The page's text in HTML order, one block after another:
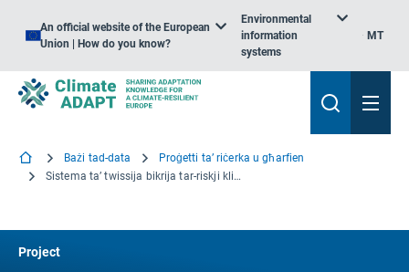
An official website of the European
Union | How do you know?
Environmental
information
systems
MT
Bażi tad-data
Proġetti ta’ riċerka u għarfien
Sistema ta’ twissija bikrija tar-riskji klimatiċi relatati mal-ilma għal reżiljenza akbar
Project